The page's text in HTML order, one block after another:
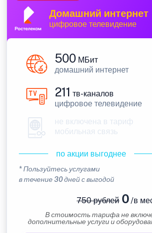
Домашний интернет
цифровое телевидение
500 МБит
домашний интернет
211 тв-каналов
цифровое телевидение
не включена в тариф
мобильная связь
по акции выгоднее
* Пользуйтесь услугами
в течение 30 дней с выгодой
750 рублей0/в
В стоимость тарифа не
дополнительные услуги и